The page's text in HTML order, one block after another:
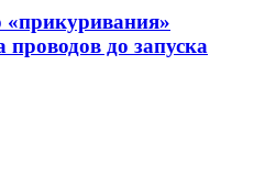
«прикуривания»
до запуска